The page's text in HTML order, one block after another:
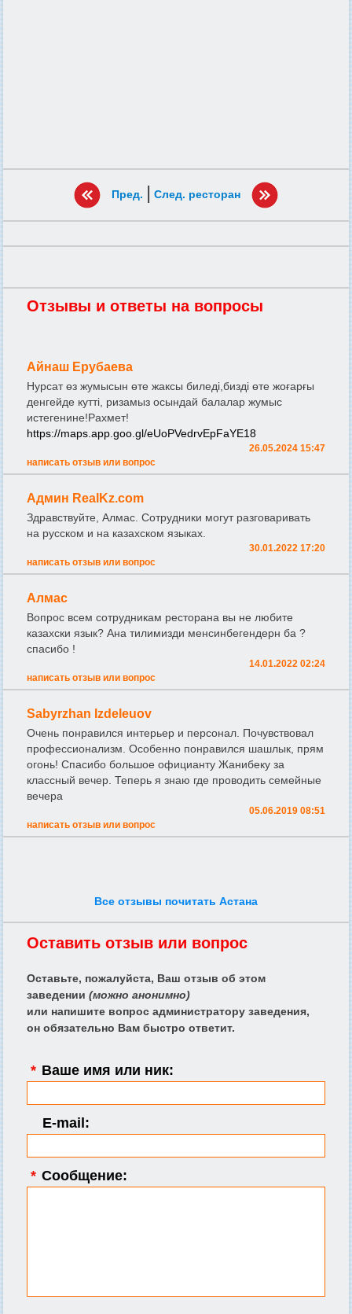
Пред. | След. ресторан
Отзывы и ответы на вопросы
Айнаш Ерубаева
Нурсат өз жумысын өте жаксы биледі,бизді өте жоғарғы
денгейде кутті, ризамыз осындай балалар жумыс
истегенине!Рахмет!
https://maps.app.goo.gl/eUoPVedrvEpFaYE18
26.05.2024 15:47
написать отзыв или вопрос
Админ RealKz.com
Здравствуйте, Алмас. Сотрудники могут разговаривать
на русском и на казахском языках.
30.01.2022 17:20
написать отзыв или вопрос
Алмас
Вопрос всем сотрудникам ресторана вы не любите
казахски язык? Ана тилимизди менсинбегендерн ба ?
спасибо !
14.01.2022 02:24
написать отзыв или вопрос
Sabyrzhan Izdeleuov
Очень понравился интерьер и персонал. Почувствовал
профессионализм. Особенно понравился шашлык, прям
огонь! Спасибо большое официанту Жанибеку за
классный вечер. Теперь я знаю где проводить семейные
вечера
05.06.2019 08:51
написать отзыв или вопрос
Все отзывы почитать Астана
Оставить отзыв или вопрос
Оставьте, пожалуйста, Ваш отзыв об этом
заведении (можно анонимно)
или напишите вопрос администратору заведения,
он обязательно Вам быстро ответит.
* Ваше имя или ник:
E-mail:
* Сообщение: